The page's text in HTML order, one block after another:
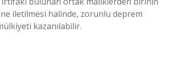
iletilmesi halinde, zorunlu deprem
kazanılabilir.